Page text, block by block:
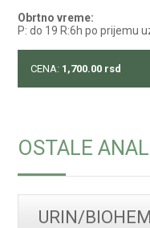
Obrtno vreme:
P: do 19 R:6h po prijemu
CENA: 1,700.00 rsd
OSTALE
URIN/